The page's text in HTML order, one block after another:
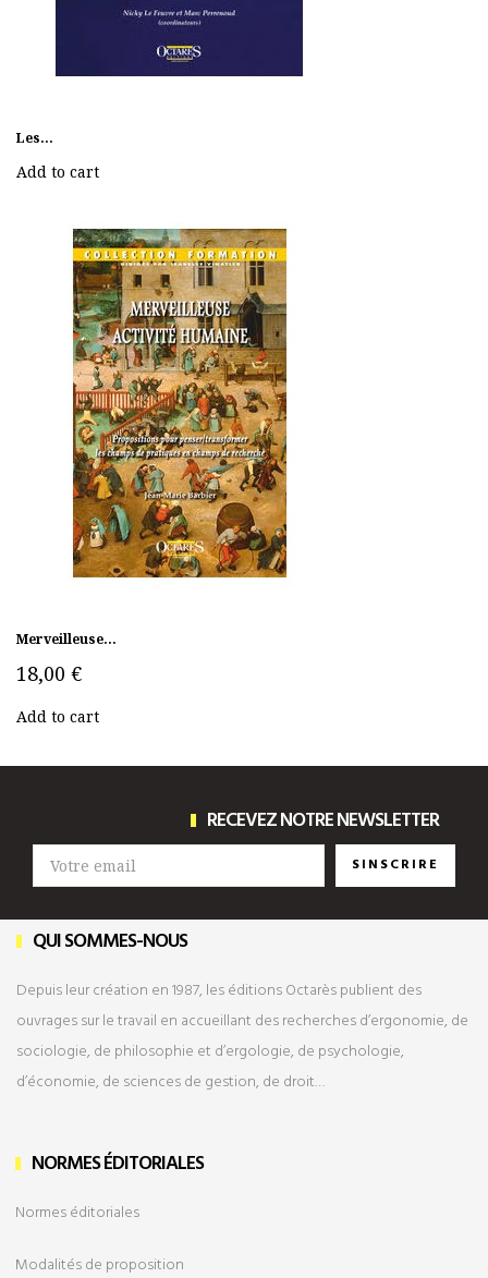
Les...
Add to cart
Merveilleuse...
18,00 €
Add to cart
RECEVEZ NOTRE NEWSLETTER
SINSCRIRE
QUI SOMMES-NOUS
Depuis leur création en 1987, les éditions Octarès publient des
ouvrages sur le travail en accueillant des recherches d’ergonomie, de
sociologie, de philosophie et d’ergologie, de psychologie,
d’économie, de sciences de gestion, de droit…
NORMES ÉDITORIALES
Normes éditoriales
Modalités de proposition